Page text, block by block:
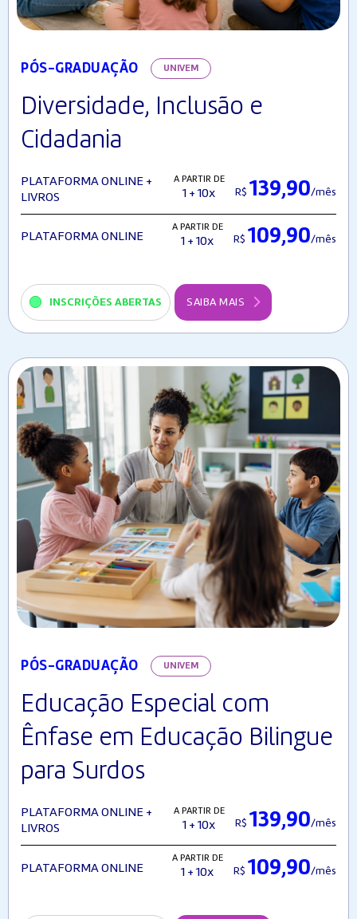
PÓS-GRADUAÇÃO UNIVEM
Diversidade, Inclusão e
Cidadania
PLATAFORMA ONLINE +
LIVROS
A PARTIR DE
1 + 10x R$ 139,90/mês
PLATAFORMA ONLINE
A PARTIR DE
1 + 10x R$ 109,90/mês
INSCRIÇÕES ABERTAS SAIBA MAIS
PÓS-GRADUAÇÃO UNIVEM
Educação Especial com
Ênfase em Educação Bilingue
para Surdos
PLATAFORMA ONLINE +
LIVROS
A PARTIR DE
1 + 10x R$ 139,90/mês
PLATAFORMA ONLINE
A PARTIR DE
1 + 10x R$ 109,90/mês